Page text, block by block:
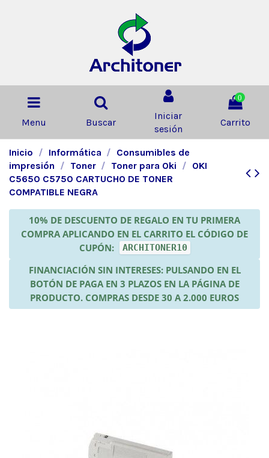
Menu Buscar
Iniciar
sesión
0
Carrito
Inicio Informática
Consumibles de
impresión
Toner Toner para Oki
OKI
C5650 C5750 CARTUCHO DE TONER
COMPATIBLE NEGRA
10% DE DESCUENTO DE REGALO EN TU PRIMERA
COMPRA APLICANDO EN EL CARRITO EL CÓDIGO DE
CUPÓN:
ARCHITONER10
FINANCIACIÓN SIN INTERESES: PULSANDO EN EL
BOTÓN DE PAGA EN 3 PLAZOS EN LA PÁGINA DE
PRODUCTO. COMPRAS DESDE 30 A 2.000 EUROS